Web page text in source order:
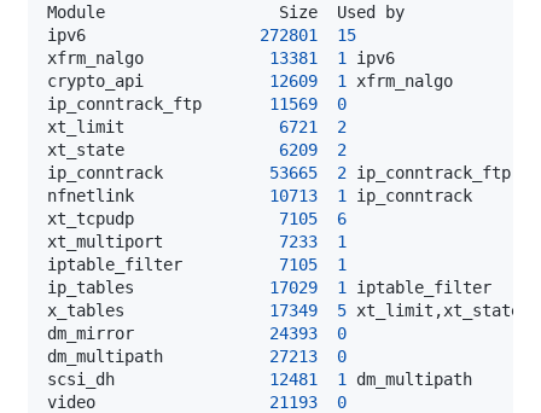
ipv6 272801
15
xfrm_nalgo 13381 1
crypto_api 12609 1
ip_conntrack_ftp 11569
0
xt_limit 6721
2
xt_state 6209
2
ip_conntrack 53665
2
nfnetlink 10713 1
xt_tcpudp 7105
6
xt_multiport 7233
1
iptable_filter 7105
1
ip_tables 17029 1
x_tables 17349
5
dm_mirror 24393
0
dm_multipath 27213
0
scsi_dh 12481 1
video 21193
0